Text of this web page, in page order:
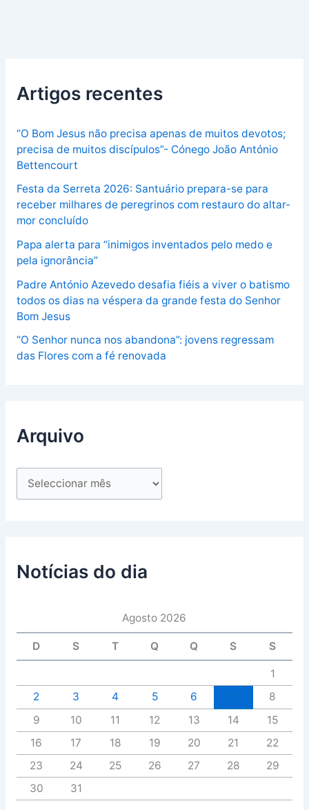
Artigos recentes
“O Bom Jesus não precisa apenas de muitos devotos;
precisa de muitos discípulos”- Cónego João António
Bettencourt
Festa da Serreta 2026: Santuário prepara-se para
receber milhares de peregrinos com restauro do altar-
mor concluído
Papa alerta para “inimigos inventados pelo medo e
pela ignorância”
Padre António Azevedo desafia fiéis a viver o batismo
todos os dias na véspera da grande festa do Senhor
Bom Jesus
“O Senhor nunca nos abandona”: jovens regressam
das Flores com a fé renovada
Arquivo
Notícias do dia
Agosto 2026
D S T Q Q S S
1
2
3 4 5 6
8
9
10 11 12 13 14
15
16
17 18 19 20 21
22
23
24 25 26 27 28
29
30
31